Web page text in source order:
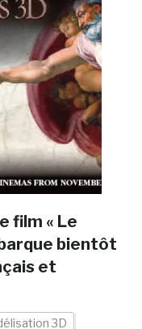
film « Le
bientôt
et
3D